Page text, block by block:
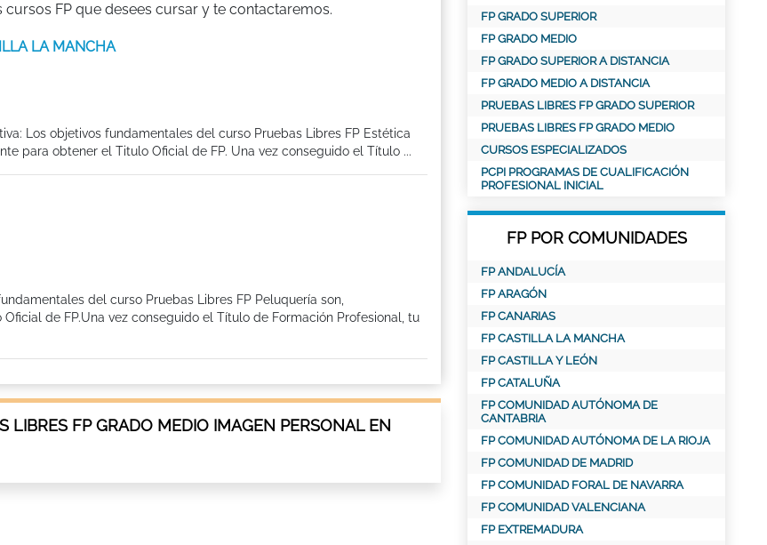
cursos FP que desees cursar y te contactaremos.
LA MANCHA
Los objetivos fundamentales del curso Pruebas Libres FP Estética
para obtener el Titulo Oficial de FP. Una vez conseguido el Título ...
del curso Pruebas Libres FP Peluquería son,
de FP.Una vez conseguido el Título de Formación Profesional, tu
LIBRES FP GRADO MEDIO IMAGEN PERSONAL EN
FP GRADO SUPERIOR
FP GRADO MEDIO
FP GRADO SUPERIOR A DISTANCIA
FP GRADO MEDIO A DISTANCIA
PRUEBAS LIBRES FP GRADO SUPERIOR
PRUEBAS LIBRES FP GRADO MEDIO
CURSOS ESPECIALIZADOS
PCPI PROGRAMAS DE CUALIFICACIÓN
PROFESIONAL INICIAL
FP POR COMUNIDADES
FP ANDALUCÍA
FP ARAGÓN
FP CANARIAS
FP CASTILLA LA MANCHA
FP CASTILLA Y LEÓN
FP CATALUÑA
FP COMUNIDAD AUTÓNOMA DE
CANTABRIA
FP COMUNIDAD AUTÓNOMA DE LA RIOJA
FP COMUNIDAD DE MADRID
FP COMUNIDAD FORAL DE NAVARRA
FP COMUNIDAD VALENCIANA
FP EXTREMADURA